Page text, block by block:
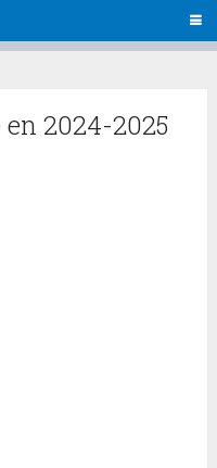
en 2024-2025